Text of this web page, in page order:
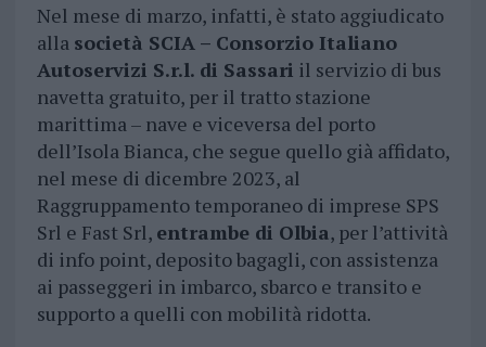
Nel mese di marzo, infatti, è stato aggiudicato
alla società SCIA – Consorzio Italiano
Autoservizi S.r.l. di Sassari il servizio di bus
navetta gratuito, per il tratto stazione
marittima – nave e viceversa del porto
dell’Isola Bianca, che segue quello già affidato,
nel mese di dicembre 2023, al
Raggruppamento temporaneo di imprese SPS
Srl e Fast Srl, entrambe di Olbia, per l’attività
di info point, deposito bagagli, con assistenza
ai passeggeri in imbarco, sbarco e transito e
supporto a quelli con mobilità ridotta.